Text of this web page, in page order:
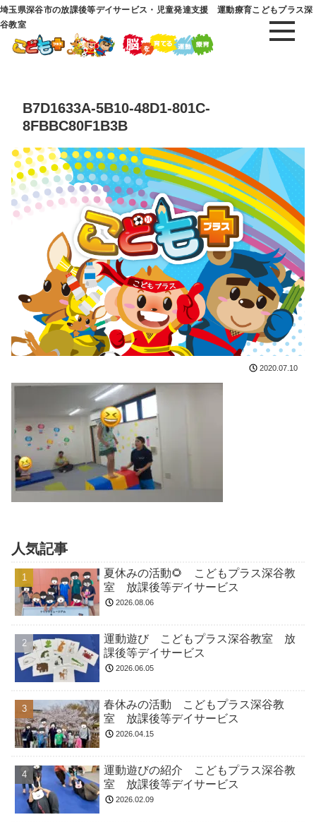
埼玉県深谷市の放課後等デイサービス・児童発達支援 運動療育こどもプラス深
谷教室
B7D1633A-5B10-48D1-801C-
8FBBC80F1B3B
2020.07.10
人気記事
夏休みの活動🌻 こどもプラス深谷教
室 放課後等デイサービス
2026.08.06
運動遊び こどもプラス深谷教室 放
課後等デイサービス
2026.06.05
春休みの活動 こどもプラス深谷教
室 放課後等デイサービス
2026.04.15
運動遊びの紹介 こどもプラス深谷教
室 放課後等デイサービス
2026.02.09